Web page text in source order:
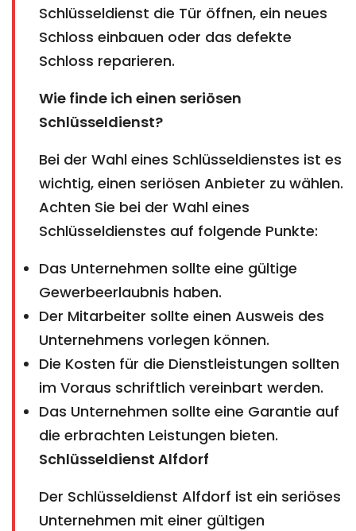
Schlüsseldienst die Tür öffnen, ein neues
Schloss einbauen oder das defekte
Schloss reparieren.
Wie finde ich einen seriösen
Schlüsseldienst?
Bei der Wahl eines Schlüsseldienstes ist es
wichtig, einen seriösen Anbieter zu wählen.
Achten Sie bei der Wahl eines
Schlüsseldienstes auf folgende Punkte:
Das Unternehmen sollte eine gültige
Gewerbeerlaubnis haben.
Der Mitarbeiter sollte einen Ausweis des
Unternehmens vorlegen können.
Die Kosten für die Dienstleistungen sollten
im Voraus schriftlich vereinbart werden.
Das Unternehmen sollte eine Garantie auf
die erbrachten Leistungen bieten.
Schlüsseldienst Alfdorf
Der Schlüsseldienst Alfdorf ist ein seriöses
Unternehmen mit einer gültigen